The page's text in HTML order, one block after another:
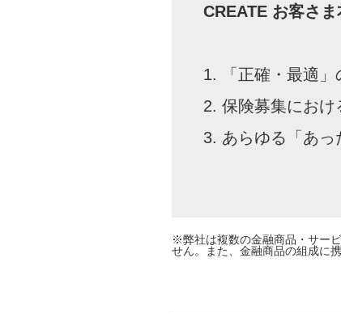
CREATE お客さ
1. 「正確・最適
2. 保険募集にお
3. あらゆる「あっ
※弊社は複数の金融商品・サー
せん。また、金融商品の組成に